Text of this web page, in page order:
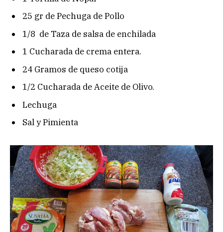
25 gr de Pechuga de Pollo
1/8 de Taza de salsa de enchilada
1 Cucharada de crema entera.
24 Gramos de queso cotija
1/2 Cucharada de Aceite de Olivo.
Lechuga
Sal y Pimienta